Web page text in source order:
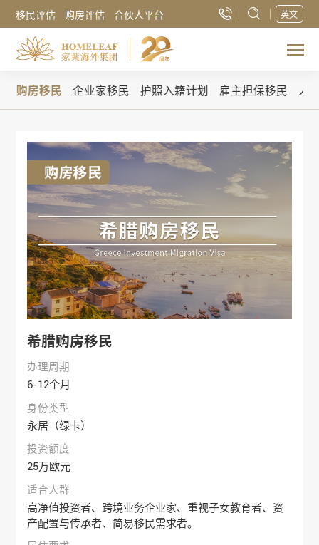
移民评估 购房评估 合伙人平台 英文
购房移民 企业家移民 护照入籍计划 雇主担保移民 人
希腊购房移民
办理周期
6-12个月
身份类型
永居（绿卡）
投资额度
25万欧元
适合人群
高净值投资者、跨境业务企业家、重视子女教育者、资
产配置与传承者、简易移民需求者。